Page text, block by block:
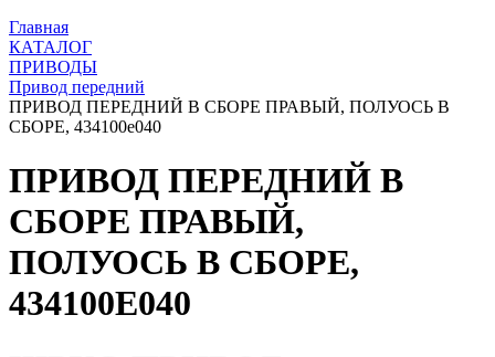
Главная
КАТАЛОГ
ПРИВОДЫ
Привод передний
ПРИВОД ПЕРЕДНИЙ В СБОРЕ ПРАВЫЙ, ПОЛУОСЬ В
СБОРЕ, 434100e040
ПРИВОД ПЕРЕДНИЙ В
СБОРЕ ПРАВЫЙ,
ПОЛУОСЬ В СБОРЕ,
434100E040